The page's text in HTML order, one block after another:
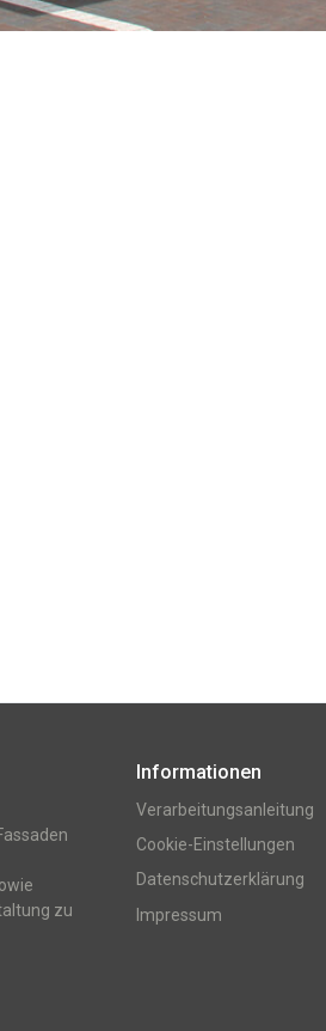
zu
Informationen
Verarbeitungsanleitung
Cookie-Einstellungen
Datenschutzerklärung
Impressum